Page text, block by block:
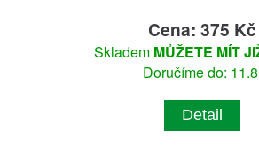
Cena: 375 Kč
Skladem MŮŽETE MÍT
Doručíme do:
Detail